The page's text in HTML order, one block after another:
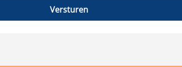
Versturen